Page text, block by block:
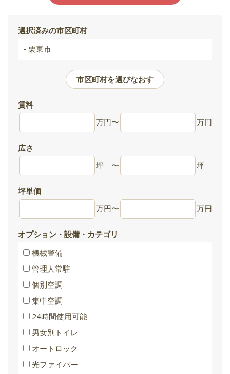
選択済みの市区町村
- 栗東市
市区町村を選びなおす
賃料
万円〜 万円
広さ
坪 〜 坪
坪単価
万円〜 万円
オプション・設備・カテゴリ
機械警備
管理人常駐
個別空調
集中空調
24時間使用可能
男女別トイレ
オートロック
光ファイバー